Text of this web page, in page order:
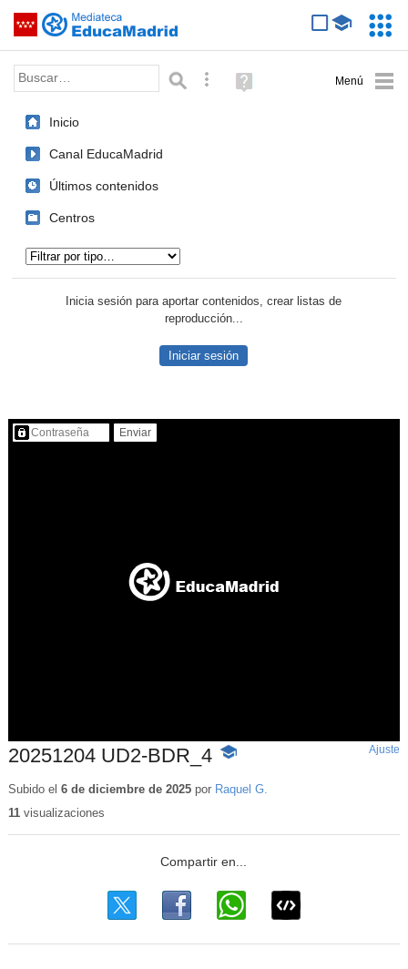
Saltar navegación
Palabra o frase: Búsqueda avanzada
Ayuda
(en
Inicio
Canal EducaMadrid
Últimos contenidos
Centros
Inicia sesión para aportar contenidos, crear listas de
reproducción...
Iniciar sesión
Contenido protegido…
20251204 UD2-BDR_4 -
educativo
Ajuste
Subido el 6 de diciembre de 2025por Raquel G.
11visualizaciones